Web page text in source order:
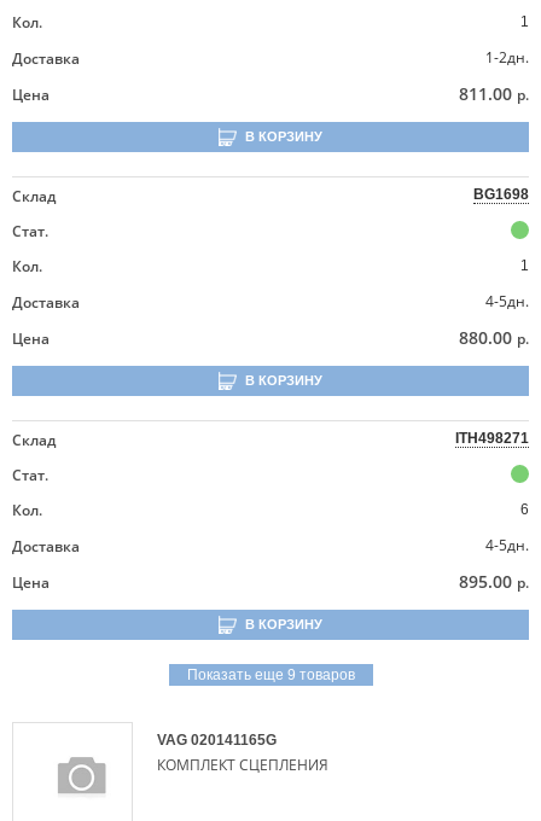
Кол.
1
Доставка
1-2дн.
Цена
811.00 р.
В КОРЗИНУ
Склад BG1698
Стат.
Кол.
1
Доставка
4-5дн.
Цена
880.00 р.
В КОРЗИНУ
Склад ITH498271
Стат.
Кол.
6
Доставка
4-5дн.
Цена
895.00 р.
В КОРЗИНУ
Показать еще 9 товаров
VAG 020141165G
КОМПЛЕКТ СЦЕПЛЕНИЯ